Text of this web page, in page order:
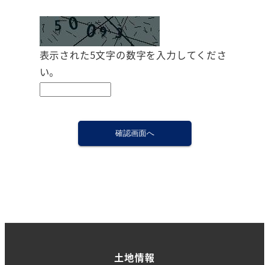
表示された5文字の数字を入力してくださ
い。
土地情報